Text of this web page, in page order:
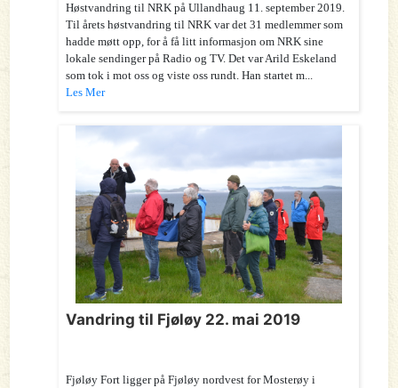
Høstvandring til NRK på Ullandhaug 11. september 2019.
Til årets høstvandring til NRK var det 31 medlemmer som
hadde møtt opp, for å få litt informasjon om NRK sine
lokale sendinger på Radio og TV. Det var Arild Eskeland
som tok i mot oss og viste oss rundt. Han startet m...
Les Mer
Vandring til Fjøløy 22. mai 2019
Fjøløy Fort ligger på Fjøløy nordvest for Mosterøy i